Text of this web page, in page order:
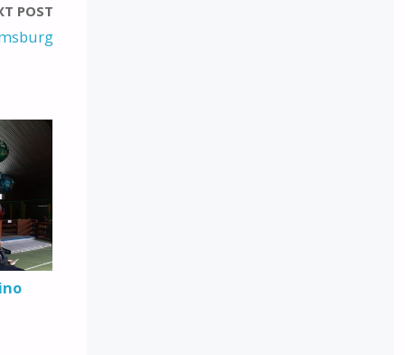
POST